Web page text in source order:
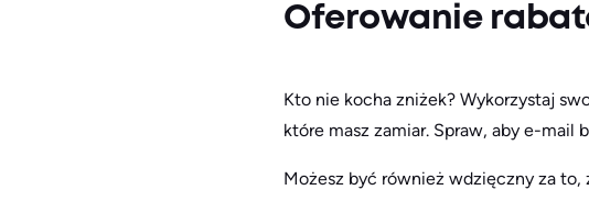
Oferowanie
Kto nie kocha zniżek? Wykorzystaj
które masz zamiar. Spraw, aby e-mail
Możesz być również wdzięczny za